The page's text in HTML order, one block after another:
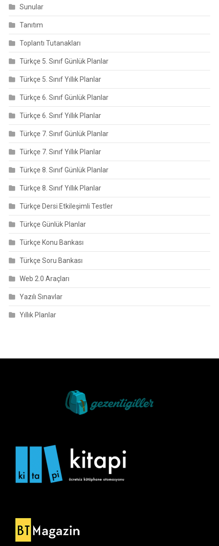
Sunular
Tanıtım
Toplantı Tutanakları
Türkçe 5. Sınıf Günlük Planlar
Türkçe 5. Sınıf Yıllık Planlar
Türkçe 6. Sınıf Günlük Planlar
Türkçe 6. Sınıf Yıllık Planlar
Türkçe 7. Sınıf Günlük Planlar
Türkçe 7. Sınıf Yıllık Planlar
Türkçe 8. Sınıf Günlük Planlar
Türkçe 8. Sınıf Yıllık Planlar
Türkçe Dersi Etkileşimli Testler
Türkçe Günlük Planlar
Türkçe Konu Bankası
Türkçe Soru Bankası
Web 2.0 Araçları
Yazılı Sınavlar
Yıllık Planlar